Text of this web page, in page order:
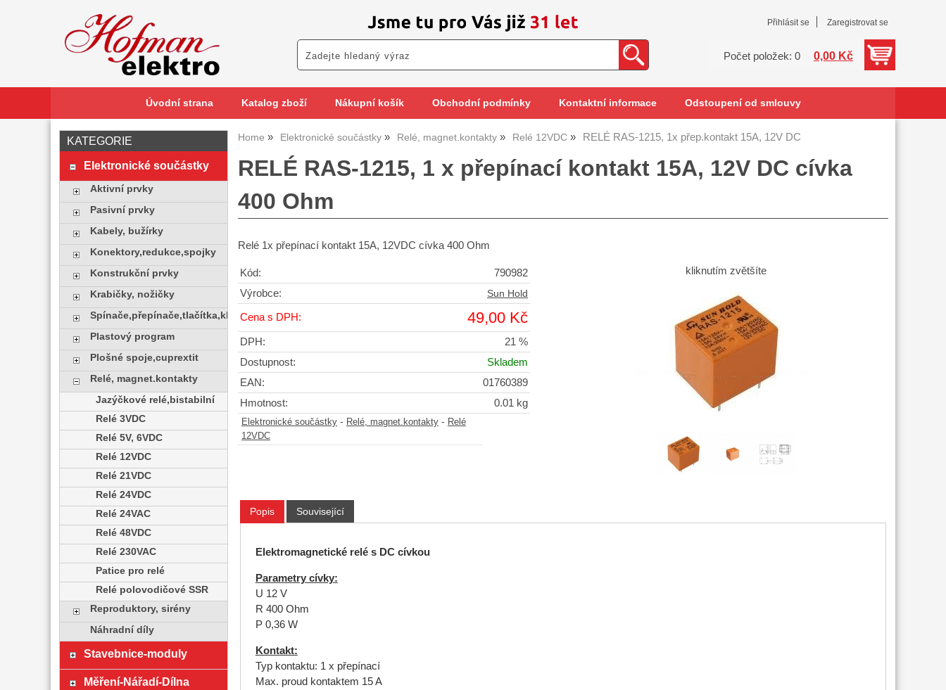
Přihlásit se Zaregistrovat se
Počet položek: 0 0,00 Kč
Úvodní strana Katalog zboží Nákupní košík Obchodní podmínky Kontaktní informace Odstoupení od smlouvy
Home Elektronické součástky Relé, magnet.kontakty Relé 12VDC RELÉ RAS-1215, 1x přep.kontakt 15A, 12V DC
RELÉ RAS-1215, 1 x přepínací kontakt 15A, 12V DC cívka
400 Ohm
Relé 1x přepínací kontakt 15A, 12VDC cívka 400 Ohm
kliknutím zvětšíte
Kód:
790982
Výrobce:
Sun Hold
Cena s DPH: 49,00 Kč
DPH:
21 %
Dostupnost:
Skladem
EAN:
01760389
Hmotnost:
0.01 kg
Elektronické součástky - Relé, magnet.kontakty - Relé
12VDC
Popis Související
Elektromagnetické relé s DC cívkou
Parametry cívky:
U 12 V
R 400 Ohm
P 0,36 W
Kontakt:
Typ kontaktu: 1 x přepínací
Max. proud kontaktem 15 A
KATEGORIE
Elektronické součástky
Aktivní prvky
Pasivní prvky
Kabely, bužírky
Konektory,redukce,spojky
Konstrukční prvky
Krabičky, nožičky
Spínače,přepínače,tlačítka,klávesy
Plastový program
Plošné spoje,cuprextit
Relé, magnet.kontakty
Jazýčkové relé,bistabilní
Relé 3VDC
Relé 5V, 6VDC
Relé 12VDC
Relé 21VDC
Relé 24VDC
Relé 24VAC
Relé 48VDC
Relé 230VAC
Patice pro relé
Relé polovodičové SSR
Reproduktory, sirény
Náhradní díly
Stavebnice-moduly
Měření-Nářadí-Dílna